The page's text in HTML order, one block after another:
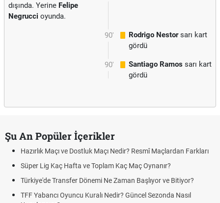
dışında. Yerine Felipe
Negrucci oyunda.
90' Rodrigo Nestorsarı kart
gördü
90' Santiago Ramos sarı kart
gördü
Şu An Popüler İçerikler
Hazırlık Maçı ve Dostluk Maçı Nedir? Resmî Maçlardan Farkları
Süper Lig Kaç Hafta ve Toplam Kaç Maç Oynanır?
Türkiye'de Transfer Dönemi Ne Zaman Başlıyor ve Bitiyor?
TFF Yabancı Oyuncu Kuralı Nedir? Güncel Sezonda Nasıl